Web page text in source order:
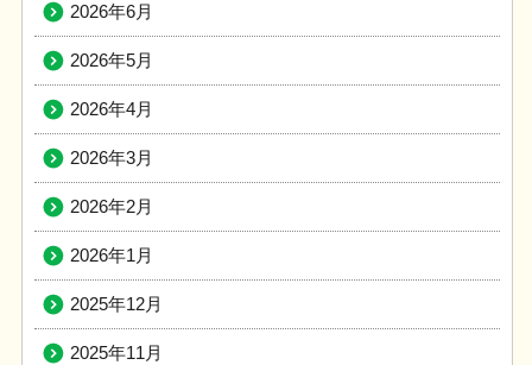
2026年6月
2026年5月
2026年4月
2026年3月
2026年2月
2026年1月
2025年12月
2025年11月